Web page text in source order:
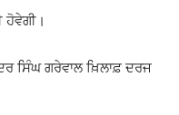
ਹੋਵੇਗੀ।
ਸਿੰਘ ਗਰੇਵਾਲ ਖ਼ਿਲਾਫ਼ ਦਰਜ